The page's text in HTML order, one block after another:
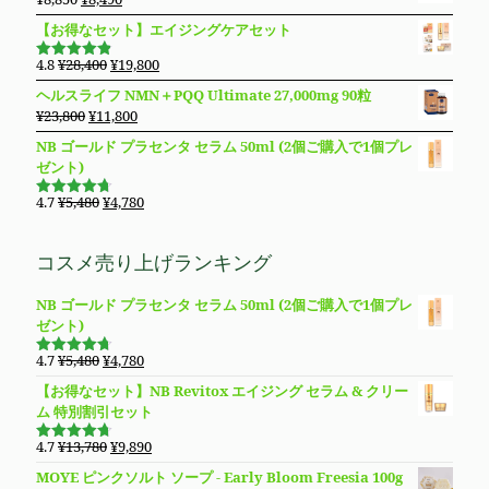
し
た。
す。
格
は
¥14,800
で
し
た。
格
¥11,980
で
の
価
格
は
¥8,850
で
し
た。
在
の
価
格
は
¥8,490
で
【お得なセット】エイジングケアセット
5段階で
4.83の評
価
4.8¥28,400元
の
価
格
は
で
し
¥19,800現
在
の
格
ヘルスライフ NMN＋PQQ Ultimate 27,000mg 90粒
¥23,800元
の
価
格
は
し
¥11,800現
在
の
格
で
NB ゴールド プラセンタ セラム 50ml (2個ご購入で1個プレ
ゼント)
5段階で
4.7¥5,480元
格
¥5,480
し
た。
¥4,780現
価
は
す。
コスメ売り上げランキング
NB ゴールド プラセンタ セラム 50ml (2個ご購入で1個プレ
ゼント)
5段階で
価
4.7¥5,480元
価
格
は
で
¥4,780現
の
価
格
¥4,780
【お得なセット】NB Revitox エイジング セラム & クリー
ム 特別割引セット
5段階で
価
4.7¥13,780元
¥9,890現
MOYE ピンクソルト ソープ - Early Bloom Freesia 100g